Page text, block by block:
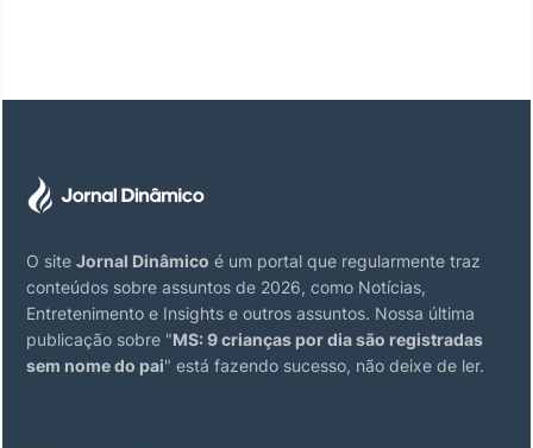
O site Jornal Dinâmico é um portal que regularmente traz
conteúdos sobre assuntos de 2026, como Notícias,
Entretenimento e Insights e outros assuntos. Nossa última
publicação sobre "MS: 9 crianças por dia são registradas
sem nome do pai" está fazendo sucesso, não deixe de ler.